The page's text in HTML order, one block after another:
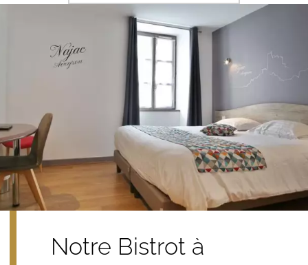
Notre Bistrot à